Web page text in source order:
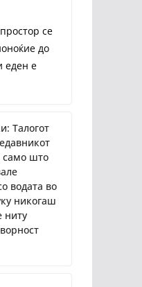
се
до
еден е
Талогот
што
водата во
никогаш
ниту